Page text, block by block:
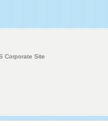
Corporate Site